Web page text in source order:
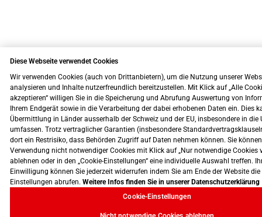
Diese Webseite verwendet Cookies
Wir verwenden Cookies (auch von Drittanbietern), um die Nutzung unserer
analysieren und Inhalte nutzerfreundlich bereitzustellen. Mit Klick auf „Alle
akzeptieren“ willigen Sie in die Speicherung und Abrufung Auswertung von
Ihrem Endgerät sowie in die Verarbeitung der dabei erhobenen Daten ein. Dies
Übermittlung in Länder ausserhalb der Schweiz und der EU, insbesondere in die
umfassen. Trotz vertraglicher Garantien (insbesondere
dort ein Restrisiko, dass Behörden Zugriff auf Daten nehmen können. Sie
Verwendung nicht notwendiger Cookies mit Klick auf „Nur notwendige Cookies
ablehnen oder in den „Cookie-Einstellungen“ eine individuelle Auswahl treffen.
Einwilligung können Sie jederzeit widerrufen indem Sie am Ende der Website die
Einstellungen abrufen. Weitere Infos finden Sie in unserer Datenschutzerklärung
Cookie-Einstellungen